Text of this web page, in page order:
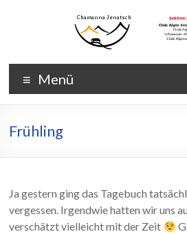
Chamanna
Jenatsch
Chamanna
Jenatsch
CAS
Menü
Frühling
Ja gestern ging das Tagebuch
vergessen. Irgendwie hatten wir uns
verschätzt vielleicht mit der Zeit